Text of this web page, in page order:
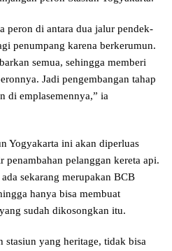
peron di antara dua jalur pendek-
penumpang karena berkerumun.
semua, sehingga memberi
Jadi pengembangan tahap
di emplasemennya,” ia
Yogyakarta ini akan diperluas
penambahan pelanggan kereta api.
sekarang merupakan BCB
hanya bisa membuat
sudah dikosongkan itu.
stasiun yang heritage, tidak bisa